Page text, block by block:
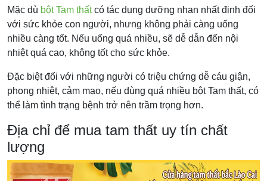
Mặc dù bột Tam thấtcó tác dụng dưỡng nhan nhất định đối
với sức khỏe con người, nhưng không phải càng uống
nhiều càng tốt. Nếu uống quá nhiều, sẽ dễ dẫn đến nội
nhiệt quá cao, không tốt cho sức khỏe.
Đặc biệt đối với những người có triệu chứng dễ cáu giận,
phong nhiệt, cảm mạo, nếu dùng quá nhiều bột Tam thất, có
thể làm tình trạng bệnh trở nên trầm trọng hơn.
Địa chỉ để mua tam thất uy tín chất
lượng